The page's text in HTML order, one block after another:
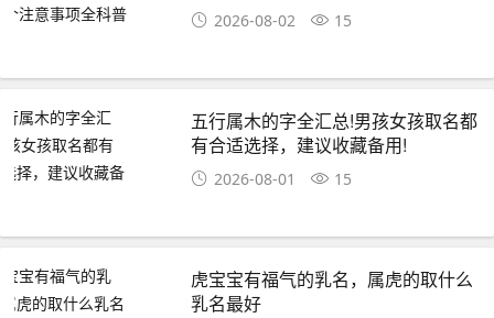
2026-08-02 15
五行属木的字全汇总!男孩女孩取名都
有合适选择，建议收藏备用!
2026-08-01 15
虎宝宝有福气的乳名，属虎的取什么
乳名最好